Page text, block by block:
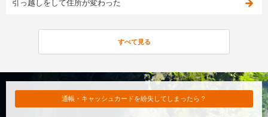
引っ越しをして住所が変わった
すべて見る
通帳・キャッシュカードを紛失してしまったら？